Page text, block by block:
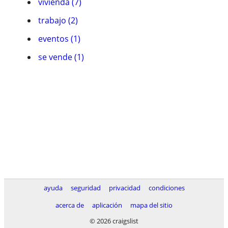
trabajo (2)
eventos (1)
se vende (1)
ayuda seguridad privacidad
condiciones
acerca de
aplicación
mapa del sitio
© 2026 craigslist